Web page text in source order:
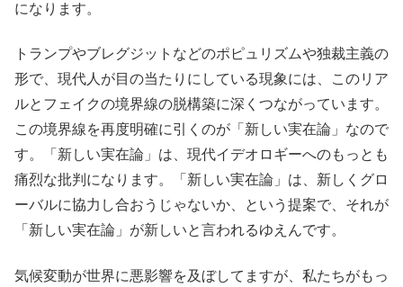
になります。
トランプやブレグジットなどのポピュリズムや独裁主義の
形で、現代人が目の当たりにしている現象には、このリア
ルとフェイクの境界線の脱構築に深くつながっています。
この境界線を再度明確に引くのが「新しい実在論」なので
す。「新しい実在論」は、現代イデオロギーへのもっとも
痛烈な批判になります。「新しい実在論」は、新しくグロ
ーバルに協力し合おうじゃないか、という提案で、それが
「新しい実在論」が新しいと言われるゆえんです。
気候変動が世界に悪影響を及ぼしてますが、私たちがもっ